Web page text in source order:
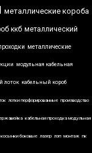
металлические короба
ккб металлический
металлические
модульная кабельная
лоток кабельный короб
лотки перфорированные производство
кабельная проходка модульная
косынки боковые лазер лэп монтаж пк